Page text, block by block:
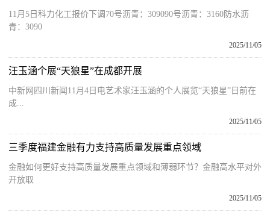
11月5日科力化工报价下调70号沥青：309090号沥青：3160防水沥
青：3090
2025/11/05
汪玉涵个展“天狼星”在成都开展
中新网四川新闻11月4日电艺术家汪玉涵的个人展览“天狼星”日前在
成...
2025/11/05
三季度福建金融有力支持高质量发展重点领域
金融如何更好支持高质量发展重点领域和薄弱环节？金融高水平对外
开放取
2025/11/05